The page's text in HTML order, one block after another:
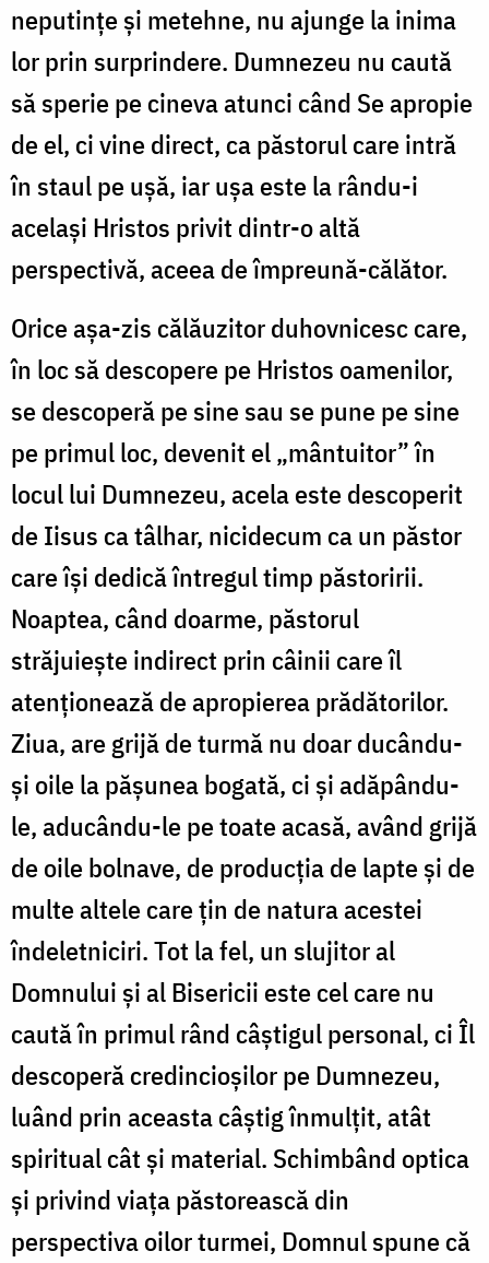
neputințe și metehne, nu ajunge la inima
lor prin surprindere. Dumnezeu nu caută
să sperie pe cineva atunci când Se apropie
de el, ci vine direct, ca păstorul care intră
în staul pe ușă, iar ușa este la rându-i
același Hristos privit dintr-o altă
perspectivă, aceea de împreună-călător.
Orice așa-zis călăuzitor duhovnicesc care,
în loc să descopere pe Hristos oamenilor,
se descoperă pe sine sau se pune pe sine
pe primul loc, devenit el „mântuitor” în
locul lui Dumnezeu, acela este descoperit
de Iisus ca tâlhar, nicidecum ca un păstor
care își dedică întregul timp păstoririi.
Noaptea, când doarme, păstorul
străjuiește indirect prin câinii care îl
atenționează de apropierea prădătorilor.
Ziua, are grijă de turmă nu doar ducându-
și oile la pășunea bogată, ci și adăpându-
le, aducându-le pe toate acasă, având grijă
de oile bolnave, de producția de lapte și de
multe altele care țin de natura acestei
îndeletniciri. Tot la fel, un slujitor al
Domnului și al Bisericii este cel care nu
caută în primul rând câștigul personal, ci Îl
descoperă credincioșilor pe Dumnezeu,
luând prin aceasta câștig înmulțit, atât
spiritual cât și material. Schimbând optica
și privind viața păstorească din
perspectiva oilor turmei, Domnul spune că